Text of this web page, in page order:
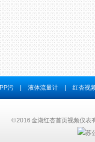
污 液体流量计 红杏视
© 2016 金湖红杏首页视频仪表有
苏